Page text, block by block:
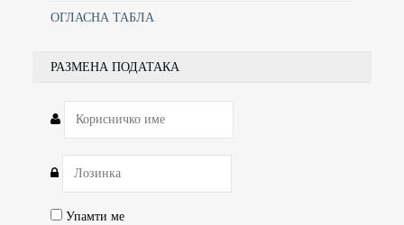
ОГЛАСНА ТАБЛА
РАЗМЕНА ПОДАТАКА
Упамти ме